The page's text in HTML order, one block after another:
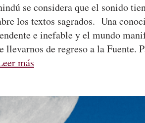
se considera que el sonido
los textos sagrados. Una
e inefable y el mundo
llevarnos de regreso a la
más